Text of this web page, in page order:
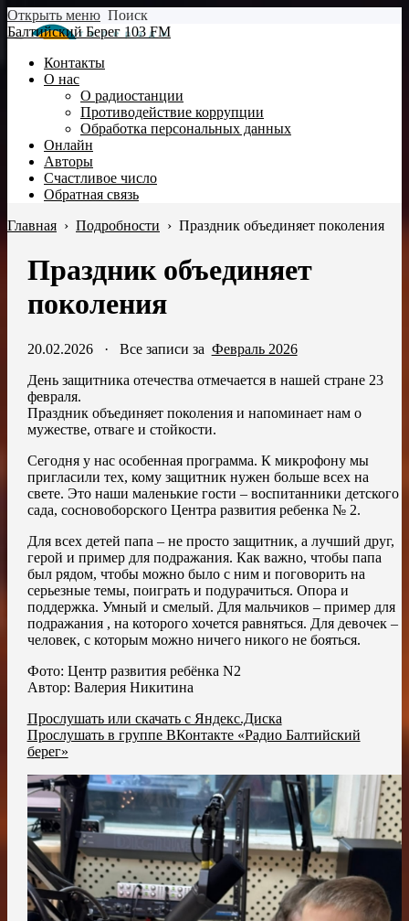
Открыть меню Поиск
Балтийский Берег 103 FM
Контакты
О нас
О радиостанции
Противодействие коррупции
Обработка персональных данных
Онлайн
Авторы
Счастливое число
Обратная связь
Главная › Подробности › Праздник объединяет поколения
Праздник объединяет
поколения
20.02.2026· Все записи за Февраль 2026
День защитника отечества отмечается в нашей стране 23
февраля.
Праздник объединяет поколения и напоминает нам о
мужестве, отваге и стойкости.
Сегодня у нас особенная программа. К микрофону мы
пригласили тех, кому защитник нужен больше всех на
свете. Это наши маленькие гости – воспитанники детского
сада, сосновоборского Центра развития ребенка № 2.
Для всех детей папа – не просто защитник, а лучший друг,
герой и пример для подражания. Как важно, чтобы папа
был рядом, чтобы можно было с ним и поговорить на
серьезные темы, поиграть и подурачиться. Опора и
поддержка. Умный и смелый. Для мальчиков – пример для
подражания , на которого хочется равняться. Для девочек –
человек, с которым можно ничего никого не бояться.
Фото: Центр развития ребёнка N2
Автор: Валерия Никитина
Прослушать или скачать с Яндекс.Диска
Прослушать в группе ВКонтакте «Радио Балтийский
берег»